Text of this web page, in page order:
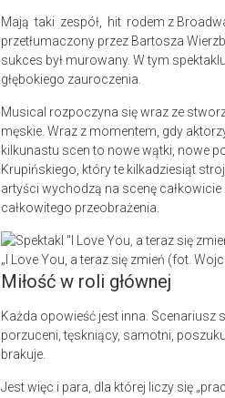
Mają taki zespół, hit rodem z
przetłumaczony przez Bartosza
sukces był murowany. W tym
głębokiego zauroczenia.
Musical rozpoczyna się wraz ze
męskie. Wraz z momentem, gdy
kilkunastu scen to nowe wątki, nowe
Krupińskiego, który te kilkadziesiąt
artyści wychodzą na scenę całkowicie
całkowitego przeobrażenia.
„I Love You, a teraz się zmień (fot.
Miłość w roli głównej
Każda opowieść jest inna. Scenariusz
porzuceni, tęskniący, samotni,
brakuje.
Jest więc i para, dla której liczy się